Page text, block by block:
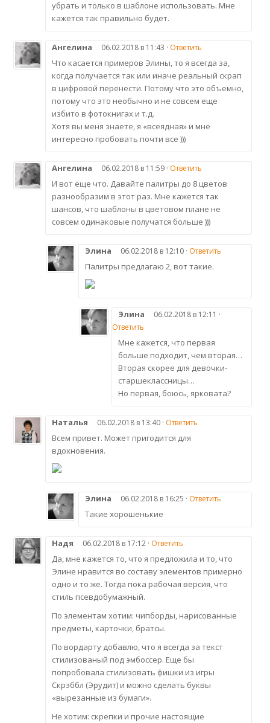
убрать и только в шаблоне использовать. Мне
кажется так правильно будет.
Ангелина 06.02.2018 в 11:43 · Ответить
Что касается примеров Элины, то я всегда за,
когда получается так или иначе реальный скрап
в цифровой перенести. Потому что это объемно,
потому что это необычно и не совсем еще
избито в фотокнигах и т.д.
Хотя вы меня знаете, я «всеядная» и мне
интересно пробовать почти все )))
Ангелина 06.02.2018 в 11:59 · Ответить
И вот еще что. Давайте палитры до 8 цветов
разнообразим в этот раз. Мне кажется так
шансов, что шаблоны в цветовом плане не
совсем одинаковые получатся больше )))
Элина 06.02.2018 в 12:10 · Ответить
Палитры предлагаю 2, вот такие.
Элина
06.02.2018 в 12:11 ·
Ответить
Мне кажется, что первая
больше подходит, чем вторая…
Вторая скорее для девочки-
старшеклассницы…
Но первая, боюсь, ярковата?
Наталья 06.02.2018 в 13:40 · Ответить
Всем привет. Может пригодится для
вдохновения.
Элина 06.02.2018 в 16:25 · Ответить
Такие хорошенькие
Надя 06.02.2018 в 17:12 · Ответить
Да, мне кажется то, что я предложила и то, что
Элине нравится во составу элементов примерно
одно и то же. Тогда пока рабочая версия, что
стиль псевдобумажный.
По элементам хотим: чипборды, нарисованные
предметы, карточки, братсы.
По вордарту добавлю, что я всегда за текст
стилизованый под эмбоссер. Еще бы
попробовала стилизовать фишки из игры
Скрэббл (Эрудит) и можно сделать буквы
«вырезанные из бумаги».
Не хотим: скрепки и прочие настоящие